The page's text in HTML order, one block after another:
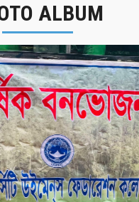
ALBUM
বনভোজন ২০২৫